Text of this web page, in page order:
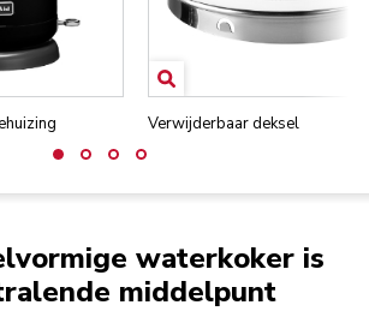
Verwijderbaar deksel
waterkoker is
middelpunt